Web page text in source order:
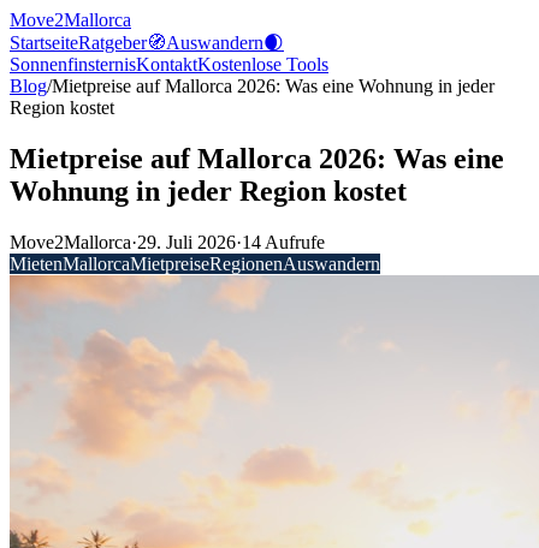
Move2Mallorca
StartseiteRatgeber🧭Auswandern🌒
SonnenfinsternisKontaktKostenlose Tools
Blog/Mietpreise auf Mallorca 2026: Was eine Wohnung in jeder
Region kostet
Mietpreise auf Mallorca 2026: Was eine
Wohnung in jeder Region kostet
Move2Mallorca·29. Juli 2026·14 Aufrufe
MietenMallorcaMietpreiseRegionenAuswandern